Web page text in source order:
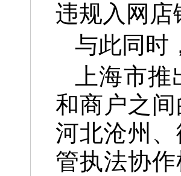
违规入网店
与此同时
上海市
和商户之
河北沧州
管执法协